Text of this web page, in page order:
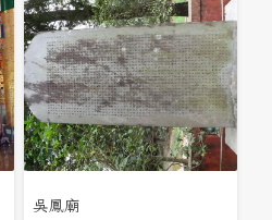
吳鳳廟